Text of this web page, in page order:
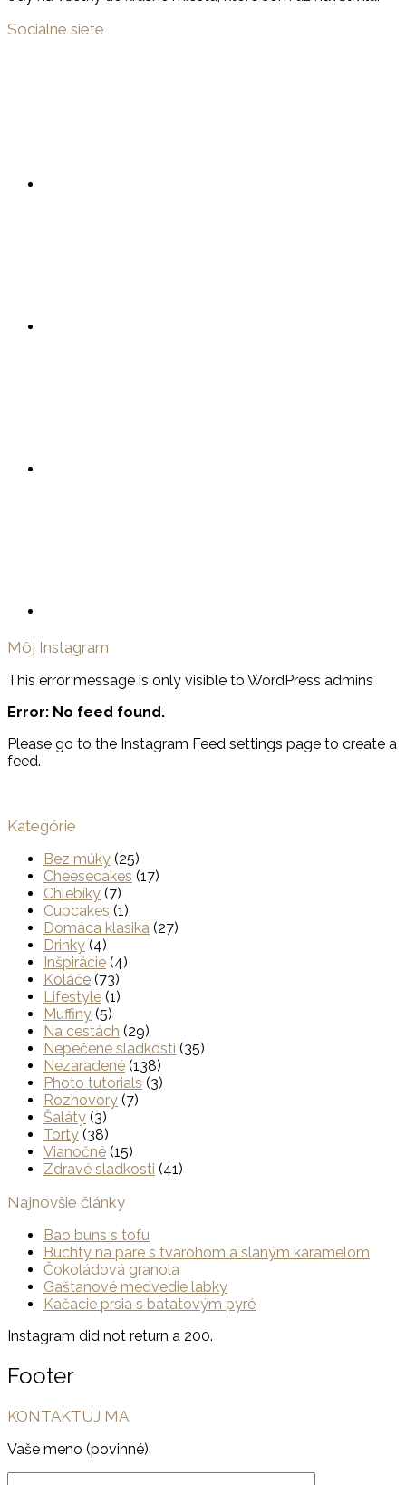
Sociálne siete
Môj Instagram
This error message is only visible to WordPress admins
Error: No feed found.
Please go to the Instagram Feed settings page to create a
feed.
Kategórie
Bez múky (25)
Cheesecakes (17)
Chlebíky (7)
Cupcakes (1)
Domáca klasika (27)
Drinky (4)
Inšpirácie (4)
Koláče (73)
Lifestyle (1)
Muffiny (5)
Na cestách (29)
Nepečené sladkosti (35)
Nezaradené (138)
Photo tutorials (3)
Rozhovory (7)
Šaláty (3)
Torty (38)
Vianočné (15)
Zdravé sladkosti (41)
Najnovšie články
Bao buns s tofu
Buchty na pare s tvarohom a slaným karamelom
Čokoládová granola
Gaštanové medvedie labky
Kačacie prsia s batatovým pyré
Instagram did not return a 200.
Footer
KONTAKTUJ MA
Vaše meno (povinné)